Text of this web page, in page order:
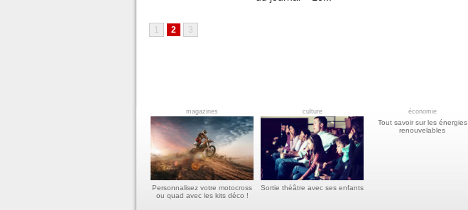
1 2 3
magazines
Personnalisez votre motocross
ou quad avec les kits déco !
culture
Sortie théâtre avec ses enfants
économie
Tout savoir sur les énergies
renouvelables